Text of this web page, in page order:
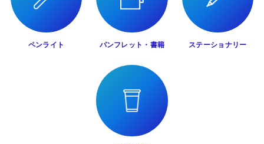
ペンライト パンフレット・書籍 ステーショナリー